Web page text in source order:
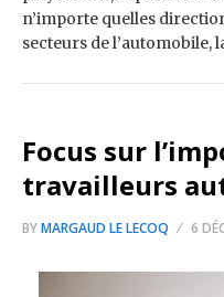
n’importe quelles
secteurs de l’automobile,
Focus sur
travailleurs
BYMARGAUD LE LECOQ 6